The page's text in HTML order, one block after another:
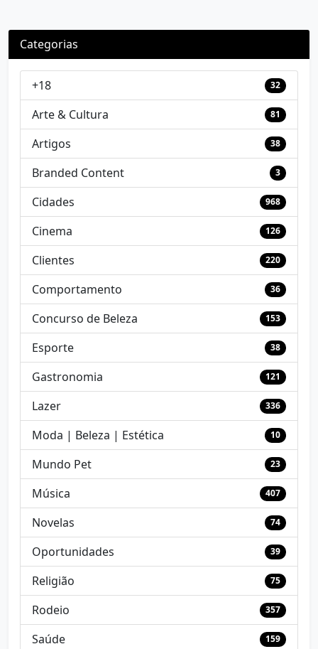
Categorias
+18 32
Arte & Cultura 81
Artigos 38
Branded Content 3
Cidades 968
Cinema 126
Clientes 220
Comportamento 36
Concurso de Beleza 153
Esporte 38
Gastronomia 121
Lazer 336
Moda | Beleza | Estética 10
Mundo Pet 23
Música 407
Novelas 74
Oportunidades 39
Religião 75
Rodeio 357
Saúde 159